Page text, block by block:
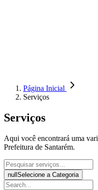
Página Inicial
Serviços
Serviços
Aqui você encontrará uma
Prefeitura de Santarém.
null Selecione a Categoria